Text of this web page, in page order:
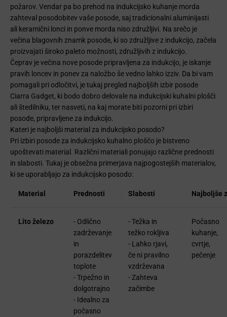
požarov. Vendar pa bo prehod na indukcijsko kuhanje morda
zahteval posodobitev vaše posode, saj tradicionalni aluminijasti
ali keramični lonci in ponve morda niso združljivi. Na srečo je
večina blagovnih znamk posode, ki so združljive z indukcijo, začela
proizvajati široko paleto možnosti, združljivih z indukcijo.
Čeprav je večina nove posode pripravljena za indukcijo, je iskanje
pravih loncev in ponev za naložbo še vedno lahko izziv. Da bi vam
pomagali pri odločitvi, je tukaj pregled najboljših izbir posode
Ciarra Gadget, ki bodo dobro delovale na indukcijski kuhalni plošči
ali štedilniku, ter nasveti, na kaj morate biti pozorni pri izbiri
posode, pripravljene za indukcijo.
Kateri je najboljši material za indukcijsko posodo?
Pri izbiri posode za indukcijsko kuhalno ploščo je bistveno
upoštevati material. Različni materiali ponujajo različne prednosti
in slabosti. Tukaj je obsežna primerjava najpogostejših materialov,
ki se uporabljajo za indukcijsko posodo:
Material Prednosti Slabosti Najboljše
Lito železo
- Odlično
zadrževanje
in
porazdelitev
toplote
- Trpežno in
dolgotrajno
- Idealno za
počasno
- Težka in
težko rokljiva
- Lahko rjavi,
če ni pravilno
vzdrževana
- Zahteva
začimbe
Počasno
kuhanje,
cvrtje,
pečenje